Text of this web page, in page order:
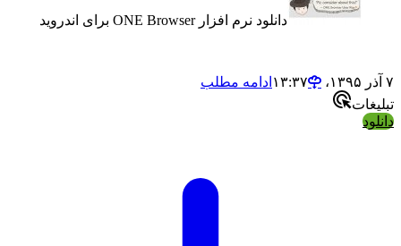
دانلود نرم افزار ONE Browser برای اندروید
ادامه مطلب